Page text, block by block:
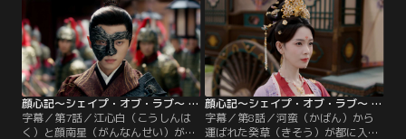
は大家の1人、屠門（ともん）から
宴へ招待される。江心白は顔南星
（がんなんせい）に自分の刀を渡
し、身を守るように伝えて屠門の屋
敷へと出向く。
顔南星の縁が結ばれるように故郷の
儀式を行い、2人は3度婚礼する運命
だと告げる。南霽風（なんせいふ
う）夫婦はその流れで一方的に2人
の婚礼を決めてしまう。
顔心記～シェイプ・オブ・ラブ～ 第07話／字幕
字幕／第7話／江心白（こうしんは
く）と顔南星（がんなんせい）が迦
顔心記～シェイプ・オブ・ラブ～ 第08話／字幕
字幕／第8話／河蛮（かばん）から
運ばれた癸草（きそう）が都に入っ